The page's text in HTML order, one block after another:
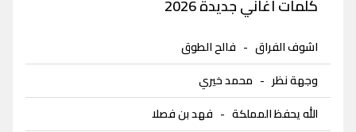
كلمات اغاني جديدة 2026
اشوف الفراق - فالح الطوق
وجهة نظر - محمد خيري
الله يحفظ المملكة - فهد بن فصلا